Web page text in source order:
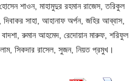
শাওন, মাহামুদুর রহমান রাজেস, তরিকুল
সাহা, আহানাফ অর্পন, জহির আব্বাস,
বাদশা, রুমান আহমেদ, রেদোয়ান মারুফ, শরিফুল
সিকদার রাসেল, সুজন, নিয়ত প্রমুখ।